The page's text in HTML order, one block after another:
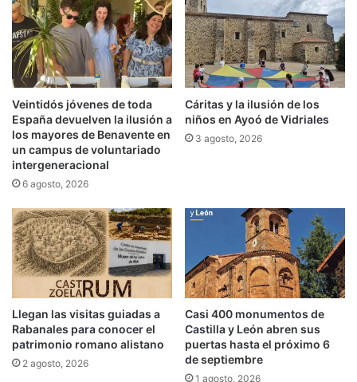
Veintidós jóvenes de toda
España devuelven la ilusión a
los mayores de Benavente en
un campus de voluntariado
intergeneracional
6 agosto, 2026
Cáritas y la ilusión de los
niños en Ayoó de Vidriales
3 agosto, 2026
Llegan las visitas guiadas a
Rabanales para conocer el
patrimonio romano alistano
2 agosto, 2026
Casi 400 monumentos de
Castilla y León abren sus
puertas hasta el próximo 6
de septiembre
1 agosto, 2026